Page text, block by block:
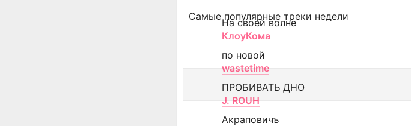
Самые популярные треки недели
На своей волне
КлоуКома
по новой
wastetime
ПРОБИВАТЬ ДНО
J. ROUH
Акраповичъ